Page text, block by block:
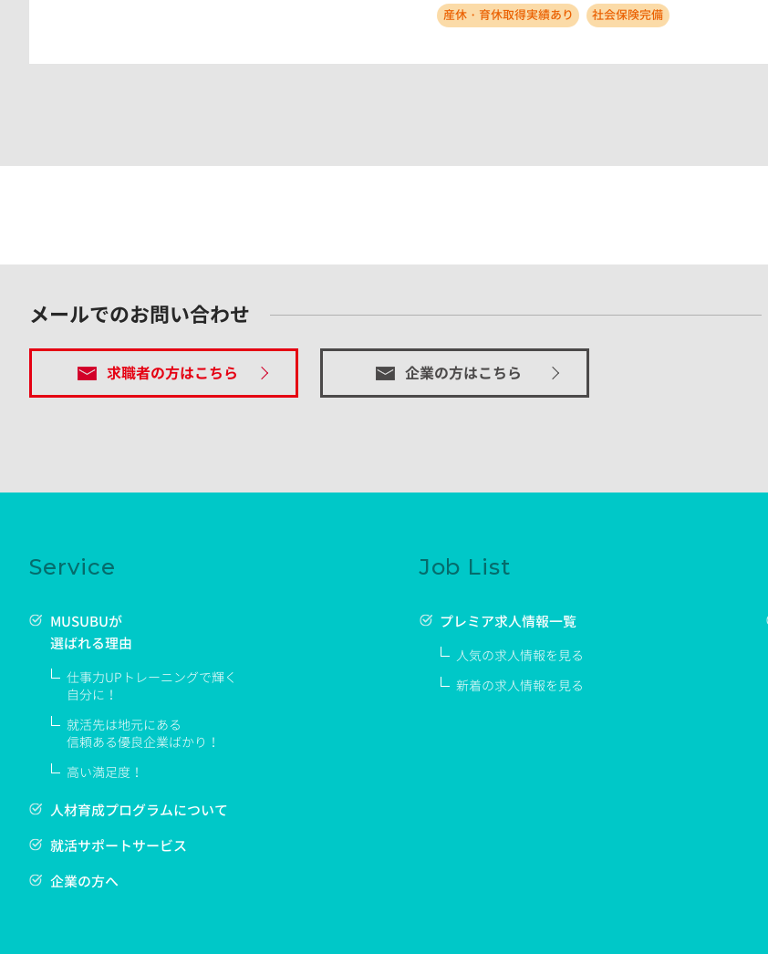
産休・育休取得実績あり
社会保険完備
メールでのお問い合わせ
求職者の方はこちら 企業の方はこちら
Service
MUSUBUが
選ばれる理由
仕事力UPトレーニングで輝く
自分に！
就活先は地元にある
信頼ある優良企業ばかり！
高い満足度！
人材育成プログラムについて
就活サポートサービス
企業の方へ
Job List
プレミア求人情報一覧
人気の求人情報を見る
新着の求人情報を見る